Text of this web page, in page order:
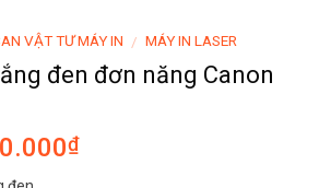
VẬT TƯ MÁY IN / MÁY IN LASER
đen đơn năng Canon
₫